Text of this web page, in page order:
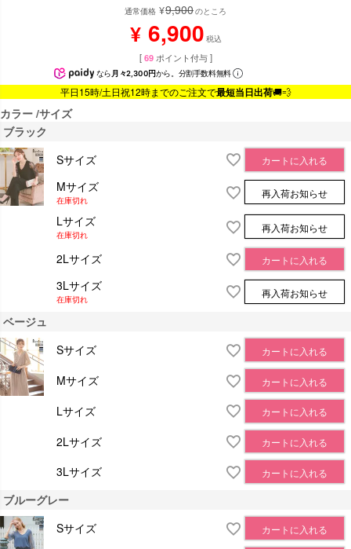
通常価格 ¥9,900のところ
¥ 6,900 税込
[ 69 ポイント付与 ]
なら 月々2,300円から。分割手数料無料
平日15時/土日祝12時までのご注文で最短当日出荷🚚💨
カラー サイズ
ブラック
Sサイズ
カートに入れる
Mサイズ
在庫切れ
再入荷お知らせ
Lサイズ
在庫切れ
再入荷お知らせ
2Lサイズ カートに入れる
3Lサイズ
在庫切れ
再入荷お知らせ
ベージュ
Sサイズ
カートに入れる
Mサイズ カートに入れる
Lサイズ カートに入れる
2Lサイズ カートに入れる
3Lサイズ カートに入れる
ブルーグレー
Sサイズ
カートに入れる